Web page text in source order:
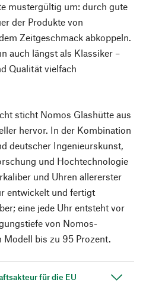
mustergültig um: durch gute
der Produkte von
Zeitgeschmack abkoppeln.
auch längst als Klassiker –
Qualität vielfach
sticht Nomos Glashütte aus
hervor. In der Kombination
deutscher Ingenieurskunst,
und Hochtechnologie
und Uhren allererster
entwickelt und fertigt
eine jede Uhr entsteht vor
von Nomos-
Modell bis zu 95 Prozent.
für die EU